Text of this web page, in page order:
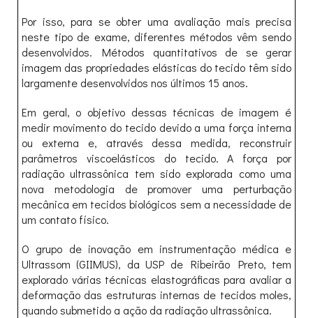
Por isso, para se obter uma avaliação mais precisa
neste tipo de exame, diferentes métodos vêm sendo
desenvolvidos. Métodos quantitativos de se gerar
imagem das propriedades elásticas do tecido têm sido
largamente desenvolvidos nos últimos 15 anos.
Em geral, o objetivo dessas técnicas de imagem é
medir movimento do tecido devido a uma força interna
ou externa e, através dessa medida, reconstruir
parâmetros viscoelásticos do tecido. A força por
radiação ultrassônica tem sido explorada como uma
nova metodologia de promover uma perturbação
mecânica em tecidos biológicos sem a necessidade de
um contato físico.
O grupo de inovação em instrumentação médica e
Ultrassom (GIIMUS), da USP de Ribeirão Preto, tem
explorado várias técnicas elastográficas para avaliar a
deformação das estruturas internas de tecidos moles,
quando submetido a ação da radiação ultrassônica.